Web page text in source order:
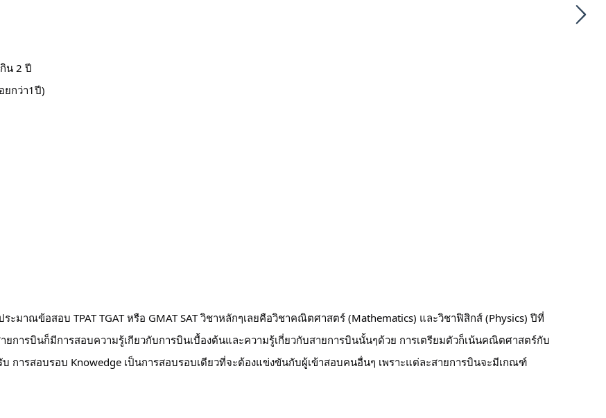
น 2 ปี
ยกว่า1ปี)
มาณข้อสอบ TPAT TGAT หรือ GMAT SAT วิชาหลักๆเลยคือวิชาคณิตศาสตร์ (Mathematics) และวิชาฟิสิกส์ (Physics) ปีที่
การบินก็มีการสอบความรู้เกียวกับการบินเบื้องต้นและความรู้เกี่ยวกับสายการบินนั้นๆด้วย การเตรียมตัวก็เน้นคณิตศาสตร์กับ
การสอบรอบ Knowedge เป็นการสอบรอบเดียวที่จะต้องแข่งขันกับผู้เข้าสอบคนอื่นๆ เพราะแต่ละสายการบินจะมีเกณฑ์